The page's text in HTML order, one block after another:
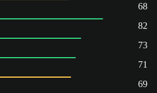
68
82
73
71
69